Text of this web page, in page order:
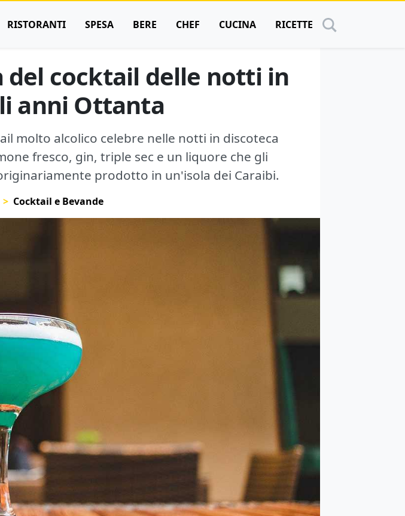
RISTORANTI SPESA BERE CHEF CUCINA RICETTE
cocktail delle notti in
anni Ottanta
molto alcolico celebre nelle notti in discoteca
fresco, gin, triple sec e un liquore che gli
prodotto in un'isola dei Caraibi.
Cocktail e Bevande